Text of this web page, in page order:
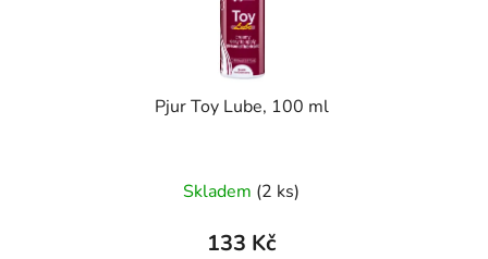
Pjur Toy Lube, 100 ml
Skladem (2 ks)
133 Kč